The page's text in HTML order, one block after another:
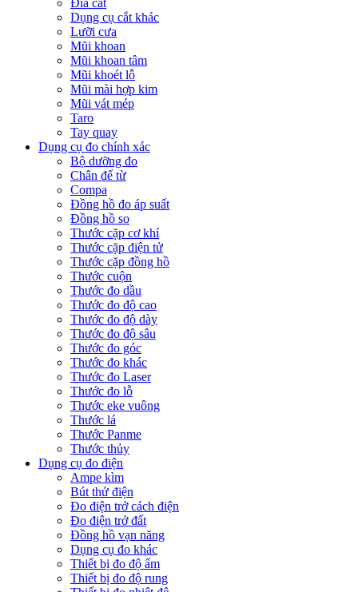
Dụng cụ cắt khác
Lưỡi cưa
Mũi khoan
Mũi khoan tâm
Mũi khoét lỗ
Mũi mài hợp kim
Mũi vát mép
Taro
Tay quay
Dụng cụ đo chính xác
Bộ dưỡng đo
Chân đế từ
Compa
Đồng hồ đo áp suất
Đồng hồ so
Thước cặp cơ khí
Thước cặp điện tử
Thước cặp đồng hồ
Thước cuộn
Thước đo dầu
Thước đo độ cao
Thước đo độ dày
Thước đo độ sâu
Thước đo góc
Thước đo khác
Thước đo Laser
Thước đo lỗ
Thước eke vuông
Thước lá
Thước Panme
Thước thủy
Dụng cụ đo điện
Ampe kìm
Bút thử điện
Đo điện trở cách điện
Đo điện trở đất
Đồng hồ vạn năng
Dụng cụ đo khác
Thiết bị đo độ ẩm
Thiết bị đo độ rung